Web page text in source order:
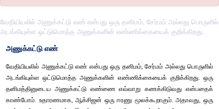
வேதியியலில் அணுக்கட்டு எண் என்பது ஒரு தனிமம், சேர்மம் அல்லது பொருளில்
அடங்கியுள்ள ஒட்டுமொத்த அணுக்களின் எண்ணிக்கையைக் குறிக்கிறது.